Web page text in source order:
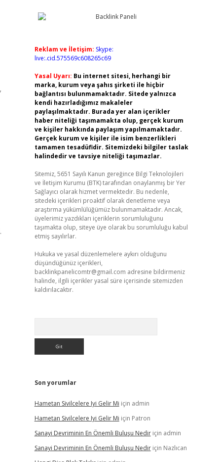
Reklam ve İletişim: Skype:
live:.cid.575569c608265c69
Yasal Uyarı: Bu internet sitesi, herhangi bir
marka, kurum veya şahıs şirketi ile hiçbir
bağlantısı bulunmamaktadır. Sitede yalnızca
kendi hazırladığımız makaleler
paylaşılmaktadır. Burada yer alan içerikler
haber niteliği taşımamakta olup, gerçek kurum
ve kişiler hakkında paylaşım yapılmamaktadır.
Gerçek kurum ve kişiler ile isim benzerlikleri
tamamen tesadüfidir. Sitemizdeki bilgiler taslak
halindedir ve tavsiye niteliği taşımazlar.
Sitemiz, 5651 Sayılı Kanun gereğince Bilgi Teknolojileri
ve İletişim Kurumu (BTK) tarafından onaylanmış bir Yer
Sağlayıcı olarak hizmet vermektedir. Bu nedenle,
sitedeki içerikleri proaktif olarak denetleme veya
araştırma yükümlülüğümüz bulunmamaktadır. Ancak,
üyelerimiz yazdıkları içeriklerin sorumluluğunu
taşımakta olup, siteye üye olarak bu sorumluluğu kabul
etmiş sayılırlar.
Hukuka ve yasal düzenlemelere aykırı olduğunu
düşündüğünüz içerikleri,
backlinkpanelicomtr@gmail.com adresine bildirmeniz
halinde, ilgili içerikler yasal süre içerisinde sitemizden
kaldırılacaktır.
Son yorumlar
Hametan Sivilcelere Iyi Gelir Mi için admin
Hametan Sivilcelere Iyi Gelir Mi için Patron
Sanayi Devriminin En Önemli Buluşu Nediriçin admin
Sanayi Devriminin En Önemli Buluşu Nediriçin Nazlıcan